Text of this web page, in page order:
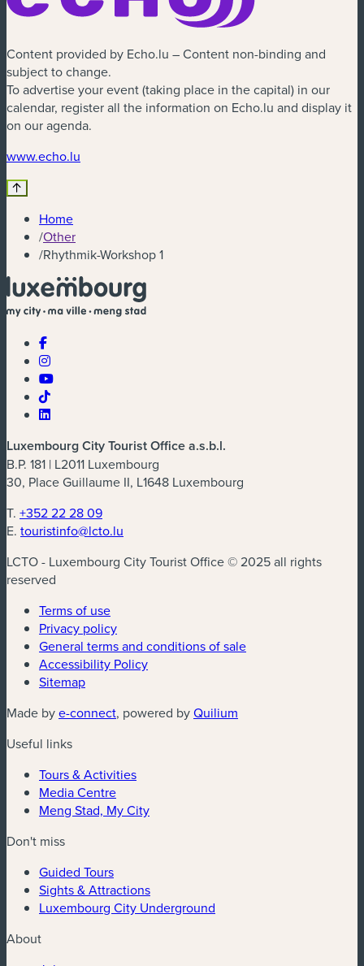
Content provided by Echo.lu – Content non-binding and
subject to change.
To advertise your event (taking place in the capital) in our
calendar, register all the information on Echo.lu and display it
on our agenda.
www.echo.lu
Home
/Other
/Rhythmik-Workshop 1
Luxembourg City Tourist Office a.s.b.l.
B.P. 181 | L2011 Luxembourg
30, Place Guillaume II, L1648 Luxembourg
T. +352 22 28 09
E. touristinfo@lcto.lu
LCTO - Luxembourg City Tourist Office © 2025 all rights
reserved
Terms of use
Privacy policy
General terms and conditions of sale
Accessibility Policy
Sitemap
Made bye-connect, powered byQuilium
Useful links
Tours & Activities
Media Centre
Meng Stad, My City
Don't miss
Guided Tours
Sights & Attractions
Luxembourg City Underground
About